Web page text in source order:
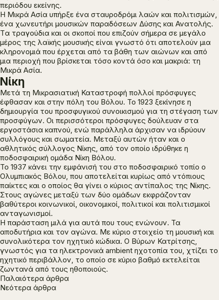
περιόδου εκείνης.
Η Μικρά Ασία υπήρξε ένα σταυροδρόμι λαών και πολιτισμών,
ένα χωνευτήρι μουσικών παραδόσεων Δύσης και Ανατολής.
Tα τραγούδια και οι σκοποί που επιζούν σήμερα σε μεγάλο
μέρος της λαϊκής μουσικής είναι γνωστό ότι αποτελούν μια
κληρονομιά που έρχεται από τα βάθη των αιώνων και από
μια περιοχή που βρίσκεται τόσο κοντά όσο και μακριά: τη
Μικρά Ασία.
Νίκη
Μετά τη Μικρασιατική Καταστροφή πολλοί πρόσφυγες
έφθασαν και στην πόλη του Βόλου. Το 1923 ξεκίνησε η
δημιουργία του προσφυγικού συνοικισμού για τη στέγαση των
προσφύγων. Οι περισσότεροι πρόσφυγες δούλευαν στα
εργοστάσια καπνού, ενώ παράλληλα άρχισαν να ιδρύουν
συλλόγους και σωματεία. Μεταξύ αυτών ήταν και ο
αθλητικός σύλλογος Νίκης, από τον οποίο ιδρύθηκε η
ποδοσφαιρική ομάδα Νίκη Βόλου.
Το 1937 κάνει την εμφάνισή του στο ποδοσφαιρικό τοπίο ο
Ολυμπιακός Βόλου, που αποτελείται κυρίως από ντόπιους
παίκτες και ο οποίος θα γίνει ο κύριος αντίπαλος της Νίκης.
Στους αγώνες μεταξύ των δύο ομάδων εκφράζονταν
βαθύτεροι κοινωνικοί, οικονομικοί, πολιτικοί και πολιτισμικοί
ανταγωνισμοί.
Η παράσταση μιλά για αυτά που τους ενώνουν. Τα
αποδυτήρια και τον αγώνα. Με κύριο στοιχείο τη μουσική και
συνολικότερα τον ηχητικό κώδικα. Ο Βύρων Κατρίτσης,
γνωστός για τα ηλεκτρονικά ambient ηχοτοπία του, χτίζει το
ηχητικό περιβάλλον, το οποίο σε κύριο βαθμό εκτελείται
ζωντανά από τους ηθοποιούς.
Πλοήγηση
άρθρων
Παλαιότερα άρθρα
Νεότερα άρθρα